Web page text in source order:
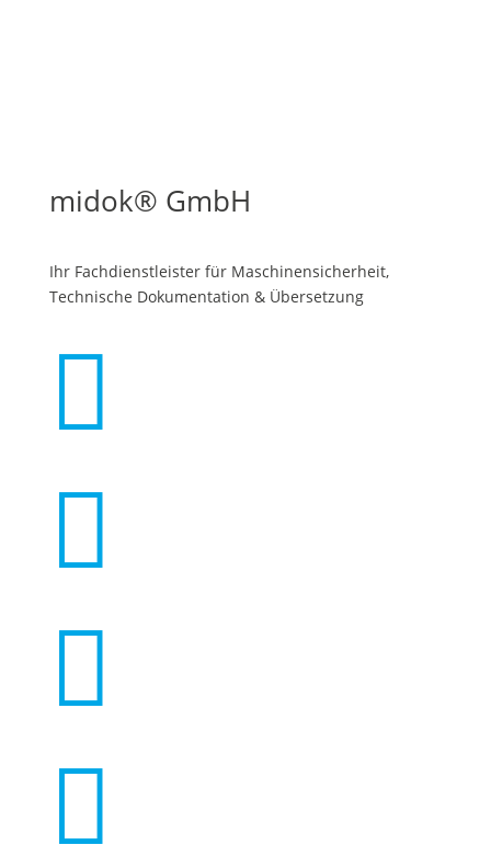
midok® GmbH
Ihr Fachdienstleister für Maschinen­sicherheit,
Technische Dokumentation & Übersetzung



